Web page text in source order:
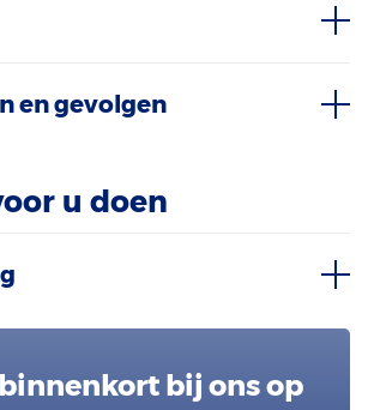
en gevolgen
u doen
bij ons op